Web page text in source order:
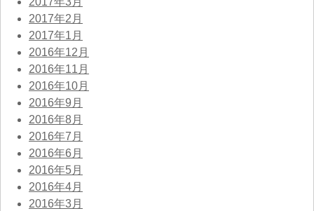
2017年2月
2017年1月
2016年12月
2016年11月
2016年10月
2016年9月
2016年8月
2016年7月
2016年6月
2016年5月
2016年4月
2016年3月